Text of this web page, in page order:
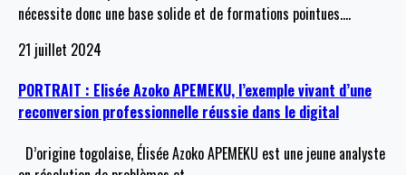
nécessite donc une base solide et de formations pointues.…
21 juillet 2024
PORTRAIT : Elisée Azoko APEMEKU, l’exemple vivant d’une
reconversion professionnelle réussie dans le digital
D’origine togolaise, Élisée Azoko APEMEKU est une jeune analyste